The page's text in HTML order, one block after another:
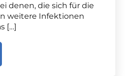
denen, die sich für die
weitere Infektionen
[…]